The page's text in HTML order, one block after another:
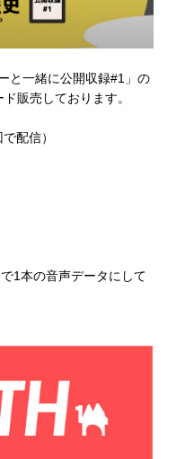
と一緒に公開収録#1」の
ド販売 しております。
配信）
1本の音声データにして